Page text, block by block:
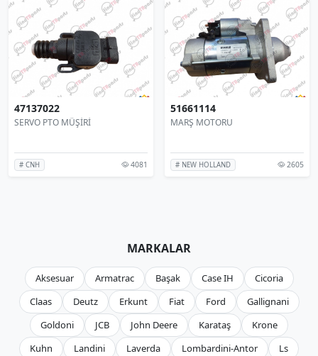
47137022
SERVO PTO MÜŞİRİ
# CNH 4081
51661114
MARŞ MOTORU
# NEW HOLLAND 2605
MARKALAR
Aksesuar Armatrac Başak Case IH
Cicoria
Claas
Deutz Erkunt Fiat Ford
Gallignani
Goldoni
JCB John Deere Karataş
Krone
Kuhn
Landini Laverda Lombardini-Antor
Ls